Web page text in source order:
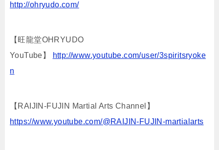
http://ohryudo.com/
【旺龍堂OHRYUDO
YouTube】
http://www.youtube.com/user/3spiritsryoke
n
【RAIJIN-FUJIN Martial Arts Channel】
https://www.youtube.com/@RAIJIN-FUJIN-martialarts